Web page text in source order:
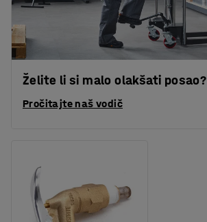
Želite li si malo olakšati posao?
Pročitajte naš vodič